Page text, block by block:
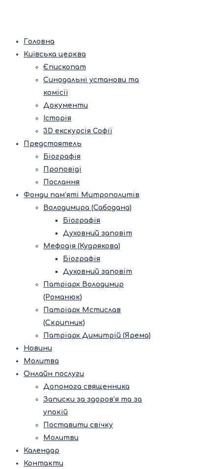
Головна
Київська церква
Єпископат
Синодальні установи та
комісії
Документи
Історія
3D екскурсія Софії
Предстоятель
Біографія
Проповіді
Послання
Фонди пам’яті Митрополитів
Володимира (Сабодана)
Біографія
Духовний заповіт
Мефодія (Кудрякова)
Біографія
Духовний заповіт
Патріарх Володимир
(Романюк)
Патріарх Мстислав
(Скрипник)
Патріарх Димитрій (Ярема)
Новини
Молитва
Онлайн послуги
Допомога священника
Записки за здоров’я та за
упокій
Поставити свічку
Молитви
Календар
Контакти